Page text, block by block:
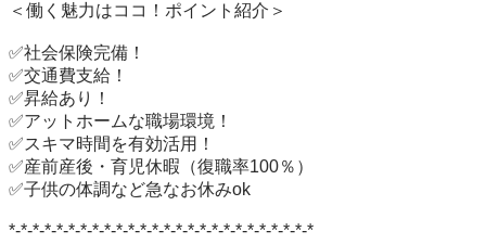
＜働く魅力はココ！ポイント紹介＞
✅社会保険完備！
✅交通費支給！
✅昇給あり！
✅アットホームな職場環境！
✅スキマ時間を有効活用！
✅産前産後・育児休暇（復職率100％）
✅子供の体調など急なお休みok
*-*-*-*-*-*-*-*-*-*-*-*-*-*-*-*-*-*-*-*-*-*-*-*-*-*